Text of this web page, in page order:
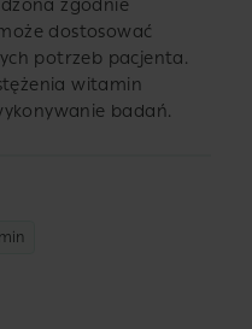
zgodnie
dostosować
potrzeb pacjenta.
witamin
badań.